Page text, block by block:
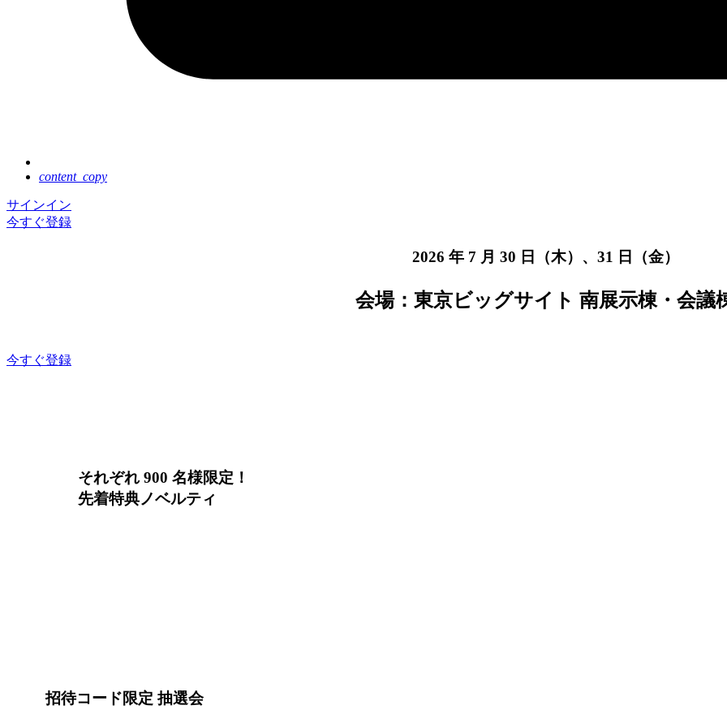
content_copy
サインイン
今すぐ登録
2026 年 7 月 30 日（木）、31 日（金）
会場：東京ビッグサイト 南展示棟・会議
今すぐ登録
それぞれ 900 名様限定！
先着特典ノベルティ
招待コード限定 抽選会